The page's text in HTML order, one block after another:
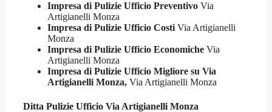
Impresa di Pulizie Ufficio Preventivo Via
Artigianelli Monza
Impresa di Pulizie Ufficio Costi Via Artigianelli
Monza
Impresa di Pulizie Ufficio Economiche Via
Artigianelli Monza
Impresa di Pulizie Ufficio Migliore su Via
Artigianelli Monza, Via Artigianelli Monza
Ditta Pulizie Ufficio Via Artigianelli Monza